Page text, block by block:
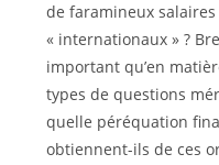
de faramineux
« internationaux » ?
important qu’en
types de questions
quelle péréquation
obtiennent-ils de ces